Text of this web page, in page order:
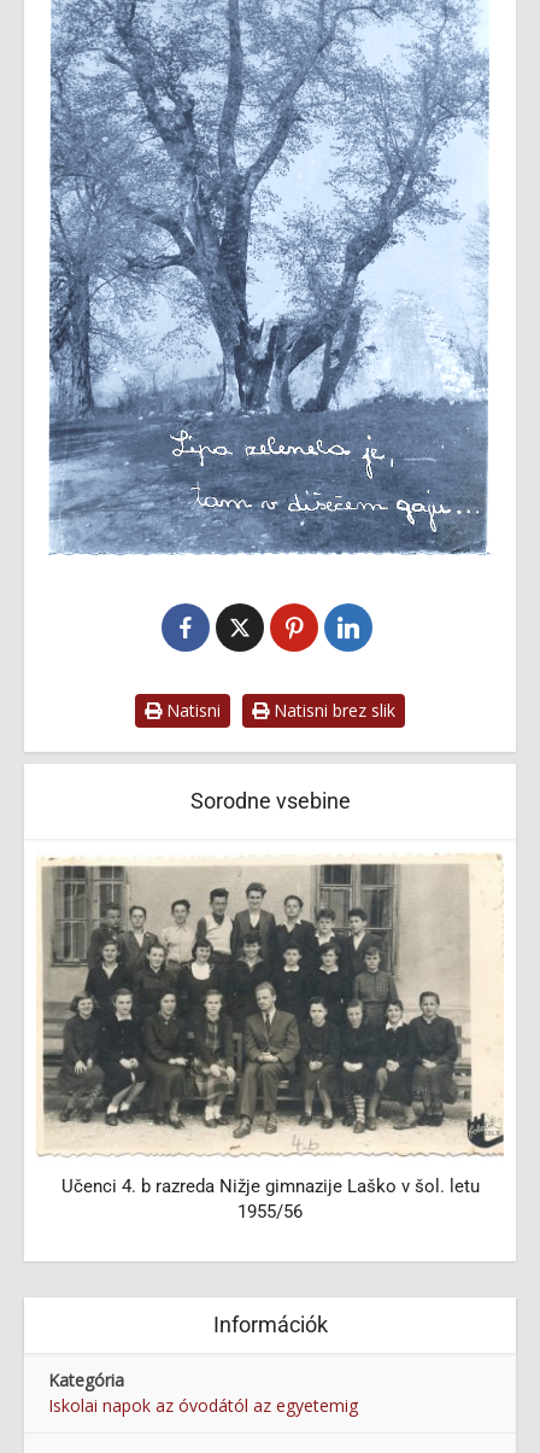
Natisni Natisni brez slik
Sorodne vsebine
Učenci 4. b razreda Nižje gimnazije Laško v šol. letu
1955/56
Információk
Kategória
Iskolai napok az óvodától az egyetemig